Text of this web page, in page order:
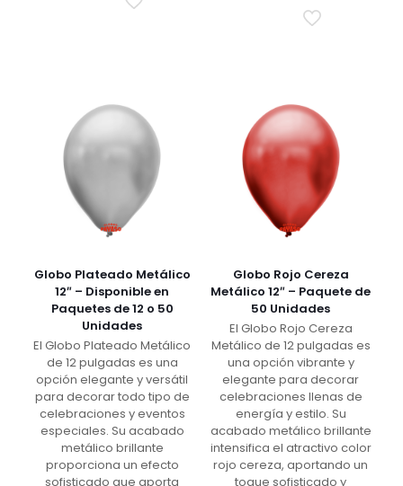
Globo Plateado Metálico
12″ – Disponible en
Paquetes de 12 o 50
Unidades
El Globo Plateado Metálico
de 12 pulgadas es una
opción elegante y versátil
para decorar todo tipo de
celebraciones y eventos
especiales. Su acabado
metálico brillante
proporciona un efecto
sofisticado que aporta
Globo Rojo Cereza
Metálico 12″ – Paquete de
50 Unidades
El Globo Rojo Cereza
Metálico de 12 pulgadas es
una opción vibrante y
elegante para decorar
celebraciones llenas de
energía y estilo. Su
acabado metálico brillante
intensifica el atractivo color
rojo cereza, aportando un
toque sofisticado y